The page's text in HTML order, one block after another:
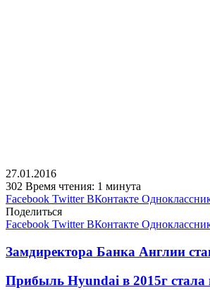
27.01.2016
302 Время чтения: 1 минута
Facebook Twitter ВКонтакте
Поделиться
Facebook Twitter ВКонтакте
Замдиректора Банка Англии
Прибыль Hyundai в 2015г стала